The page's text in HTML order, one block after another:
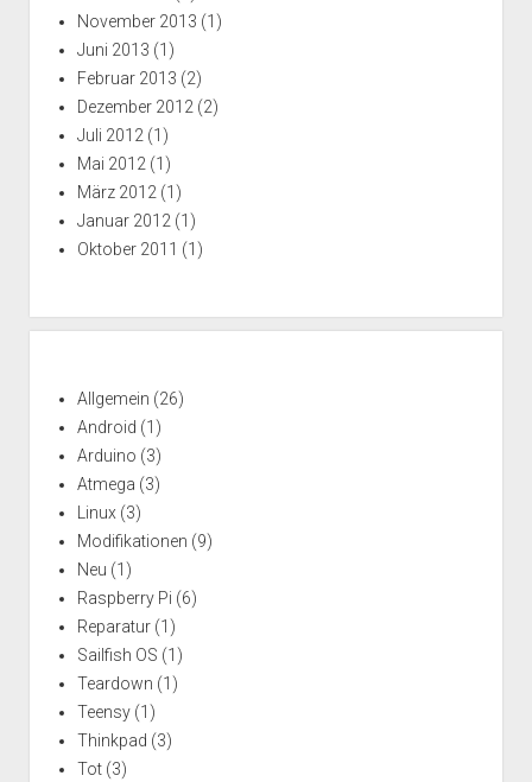
November 2013 (1)
Juni 2013 (1)
Februar 2013 (2)
Dezember 2012 (2)
Juli 2012 (1)
Mai 2012 (1)
März 2012 (1)
Januar 2012 (1)
Oktober 2011 (1)
Allgemein (26)
Android (1)
Arduino (3)
Atmega (3)
Linux (3)
Modifikationen (9)
Neu (1)
Raspberry Pi (6)
Reparatur(1)
Sailfish OS (1)
Teardown (1)
Teensy(1)
Thinkpad (3)
Tot(3)